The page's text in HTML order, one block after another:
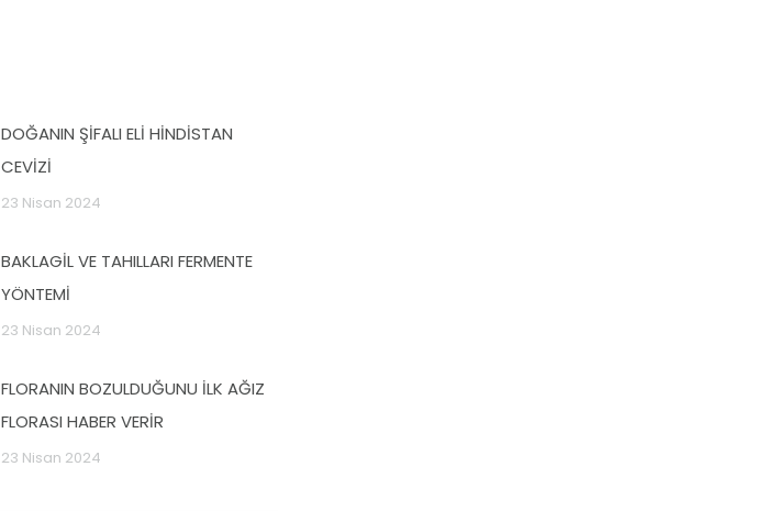
DOĞANIN ŞİFALI ELİ HİNDİSTAN
CEVİZİ
23 Nisan 2024
BAKLAGİL VE TAHILLARI FERMENTE
YÖNTEMİ
23 Nisan 2024
FLORANIN BOZULDUĞUNU İLK AĞIZ
FLORASI HABER VERİR
23 Nisan 2024